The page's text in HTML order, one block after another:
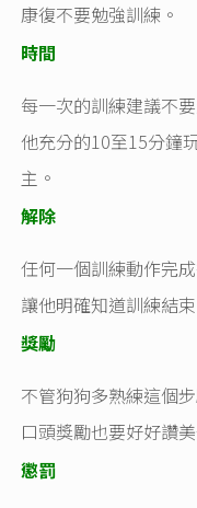
康復不要勉強訓練。
時間
每一次的訓練建議不
他充分的10至15分鐘
主。
解除
任何一個訓練動作完
讓他明確知道訓練結束
獎勵
不管狗狗多熟練這個
口頭獎勵也要好好讚美
懲罰